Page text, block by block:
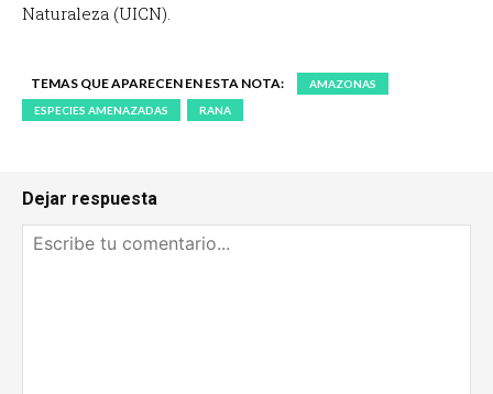
Naturaleza (UICN).
TEMAS QUE APARECEN EN ESTA NOTA:
AMAZONAS
ESPECIES AMENAZADAS
RANA
Dejar respuesta